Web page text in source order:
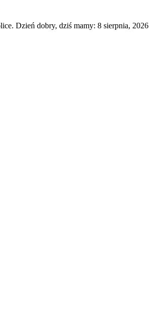
Dzień dobry, dziś mamy: 8 sierpnia, 2026